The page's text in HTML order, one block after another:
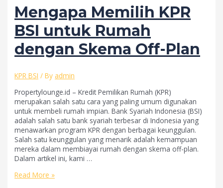
Usaha
Kecil
dan
Menengah
Mengapa Memilih KPR
BSI untuk Rumah
dengan Skema Off-Plan
KPR BSI / By admin
Propertylounge.id – Kredit Pemilikan Rumah (KPR)
merupakan salah satu cara yang paling umum digunakan
untuk membeli rumah impian. Bank Syariah Indonesia (BSI)
adalah salah satu bank syariah terbesar di Indonesia yang
menawarkan program KPR dengan berbagai keunggulan.
Salah satu keunggulan yang menarik adalah kemampuan
mereka dalam membiayai rumah dengan skema off-plan.
Dalam artikel ini, kami …
Mengapa
Read More »